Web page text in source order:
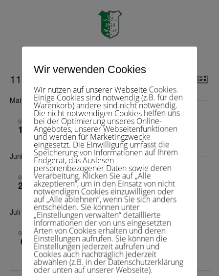
Veranstaltungen
Suche
und
SucheListe
11.05.2025
wählen.
Mai 2025
SO.
11 Herren 40 2 – TC Reichshof-Hunsheim 1
11.Mai 2025 , 9:00-14:00
Juni 2025
SO.
22 Herren 40 2 – TV Tie-Break 5
22.Juni 2025 , 9:00-14:30
Juli 2025
SO.
6 Herren 40 2 – TC BW Siegburg 2
6.Juli 2025 , 9:00-14:30
Wir verwenden Cookies
Wir nutzen auf unserer Webseite Cookies.
Einige Cookies sind notwendig (z.B. für den
Warenkorb) andere sind nicht notwendig.
Die nicht-notwendigen Cookies helfen uns
bei der Optimierung unseres Online-
Angebotes, unserer Webseitenfunktionen
und werden für Marketingzwecke
eingesetzt. Die Einwilligung umfasst die
Speicherung von Informationen auf Ihrem
Endgerät, das Auslesen
personenbezogener Daten sowie deren
Verarbeitung. Klicken Sie auf „Alle
akzeptieren“, um in den Einsatz von nicht
notwendigen Cookies einzuwilligen oder
auf „Alle ablehnen“, wenn Sie sich anders
entscheiden. Sie können unter
„Einstellungen verwalten“ detaillierte
Informationen der von uns eingesetzten
Arten von Cookies erhalten und deren
Einstellungen aufrufen. Sie können die
Einstellungen jederzeit aufrufen und
Cookies auch nachträglich jederzeit
abwählen (z.B. in der Datenschutzerklärung
oder unten auf unserer Webseite).